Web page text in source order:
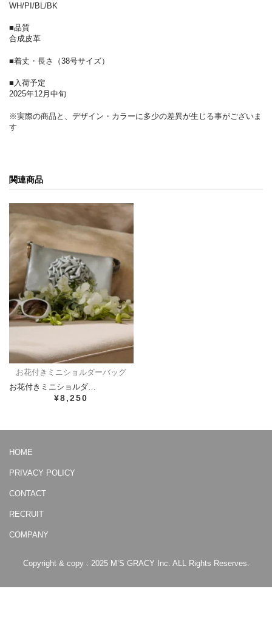
WH/PI/BL/BK
■品質
合成皮革
■着丈・長さ（38号サイズ）
■入荷予定
2025年12月中旬
※実際の商品と、デザイン・カラーに多少の差異が生じる事がございま
す
関連商品
お花付きミニショルダーバッグ
お花付きミニショルダ…
¥8,250
HOME
PRIVACY POLICY
CONTACT
RECRUIT
COMPANY
Copyright & copy : 2025 M’S GRACY Inc. ALL Rights Reserves.